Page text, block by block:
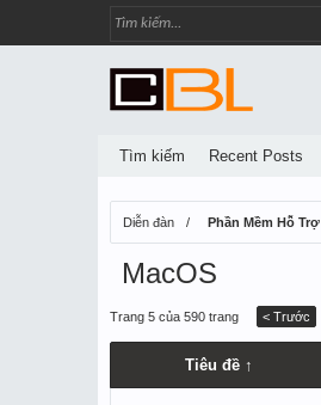
Diễn đàn Phần Mềm Hỗ Trợ
MacOS
Trang 5 của 590 trang < Trước
Tiêu đề ↑
Tìm kiếm Recent Posts